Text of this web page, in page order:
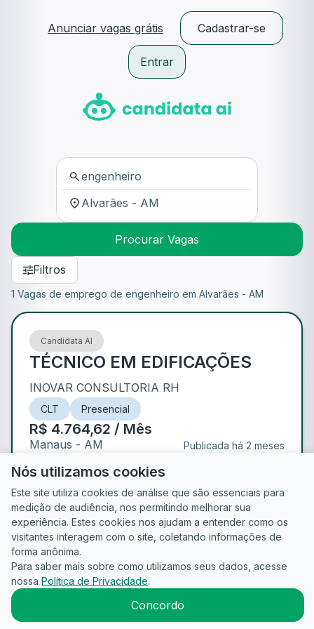
Anunciar vagas grátis Cadastrar-se
Entrar
Procurar Vagas
Filtros
1 Vagas de emprego de engenheiro em Alvarães - AM
Candidata AI
TÉCNICO EM EDIFICAÇÕES
INOVAR CONSULTORIA RH
CLT Presencial
R$ 4.764,62 / Mês
Manaus - AM Publicada há 2 meses
de1
Guia do
Candidato
Para
empresas
Política de
Privacidade
Termos
2026CandidataAI
Nós utilizamos cookies
Este site utiliza cookies de análise que são essenciais para
medição de audiência, nos permitindo melhorar sua
experiência. Estes cookies nos ajudam a entender como os
visitantes interagem com o site, coletando informações de
forma anônima.
Para saber mais sobre como utilizamos seus dados, acesse
nossa Política de Privacidade.
Concordo